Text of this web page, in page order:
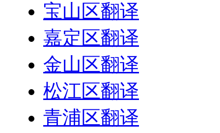
宝山区翻译
嘉定区翻译
金山区翻译
松江区翻译
青浦区翻译